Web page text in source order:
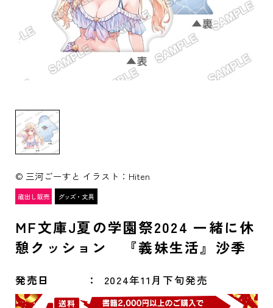
© 三河ごーすと イラスト：Hiten
MF文庫J夏の学園祭2024 一緒に休
憩クッション 『義妹生活』沙季
発売日 2024年11月下旬発売